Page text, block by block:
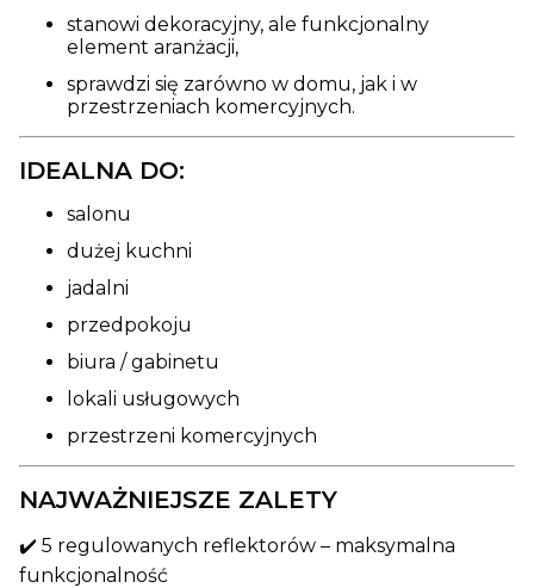
stanowi dekoracyjny, ale funkcjonalny
element aranżacji,
sprawdzi się zarówno w domu, jak i w
przestrzeniach komercyjnych.
IDEALNA DO:
salonu
dużej kuchni
jadalni
przedpokoju
biura / gabinetu
lokali usługowych
przestrzeni komercyjnych
NAJWAŻNIEJSZE ZALETY
✔️ 5 regulowanych reflektorów – maksymalna
funkcjonalność